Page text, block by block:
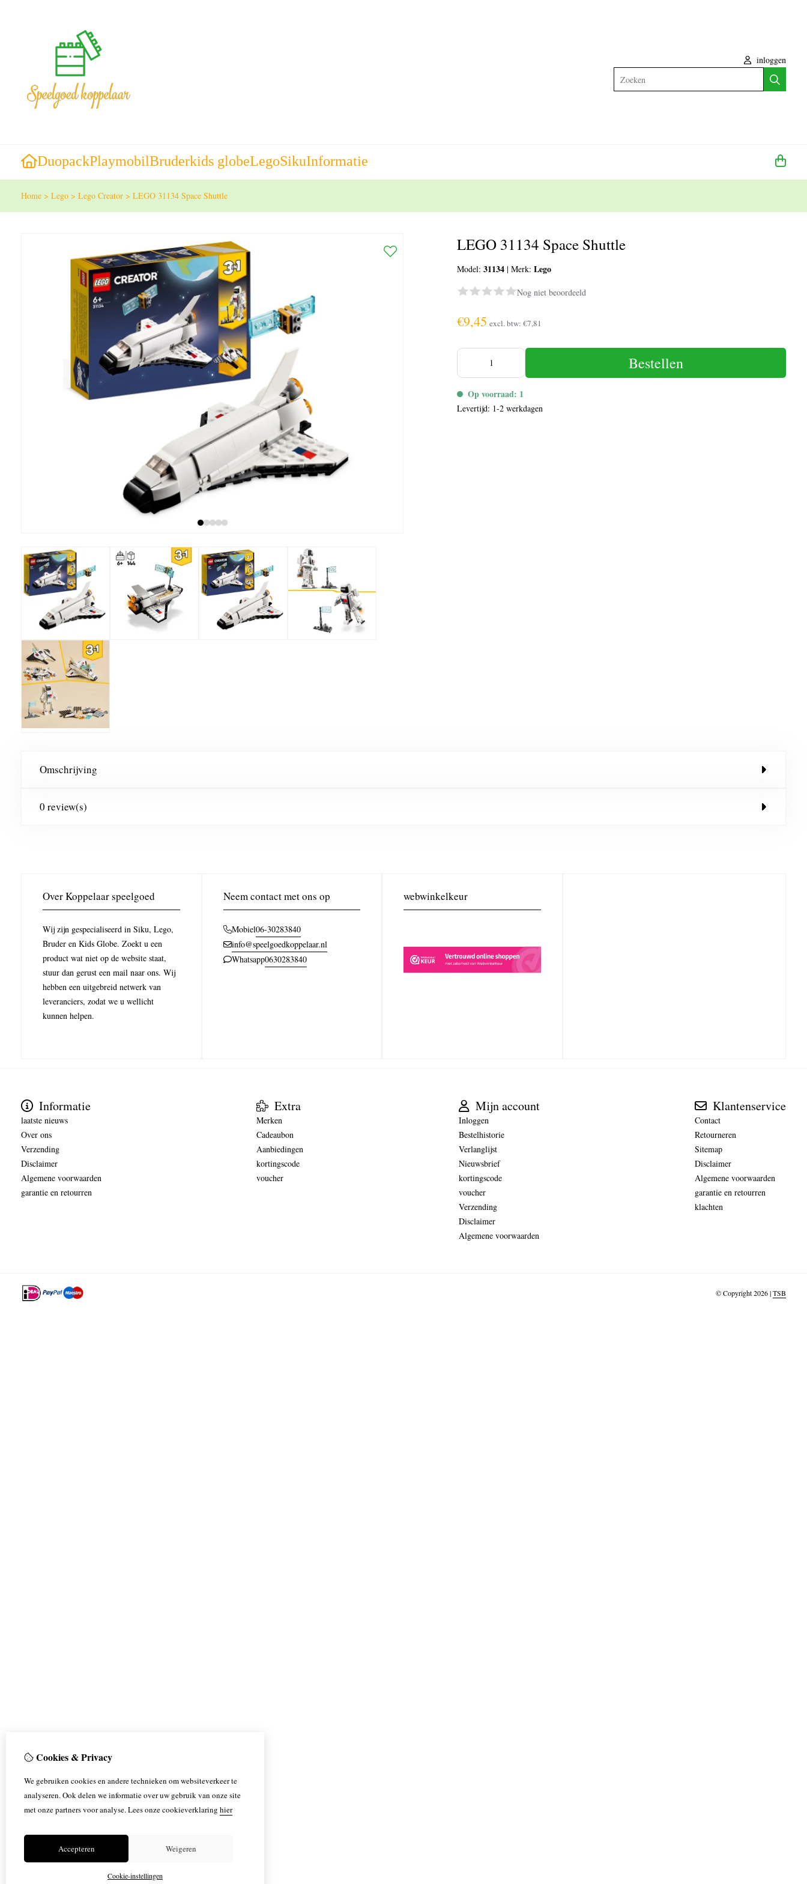
inloggen
DuopackPlaymobilBruderkids globeLegoSikuInformatie
Home > Lego > Lego Creator > LEGO 31134 Space Shuttle
LEGO 31134 Space Shuttle
Model:31134 |Merk:Lego
Nog niet beoordeeld
€9,45 excl. btw:€7,81
Bestellen
Op voorraad: 1
Levertijd: 1-2 werkdagen
Omschrijving
0 review(s)
Over Koppelaar speelgoed
Wij zijn gespecialiseerd in Siku, Lego,
Bruder en Kids Globe. Zoekt u een
product wat niet op de website staat,
stuur dan gerust een mail naar ons. Wij
hebben een uitgebreid netwerk van
leveranciers, zodat we u wellicht
kunnen helpen.
Neem contact met ons op
Mobiel06-30283840
info@speelgoedkoppelaar.nl
Whatsapp0630283840
webwinkelkeur
Informatie
laatste nieuws
Over ons
Verzending
Disclaimer
Algemene voorwaarden
garantie en retourren
Extra
Merken
Cadeaubon
Aanbiedingen
kortingscode
voucher
Mijn account
Inloggen
Bestelhistorie
Verlanglijst
Nieuwsbrief
kortingscode
voucher
Verzending
Disclaimer
Algemene voorwaarden
Klantenservice
Contact
Retourneren
Sitemap
Disclaimer
Algemene voorwaarden
garantie en retourren
klachten
© Copyright 2026 |TSB
Cookies & Privacy
We gebruiken cookies en andere technieken om websiteverkeer te
analyseren. Ook delen we informatie over uw gebruik van onze site
met onze partners voor analyse.Lees onze cookieverklaring hier
Accepteren Weigeren
Cookie-instellingen